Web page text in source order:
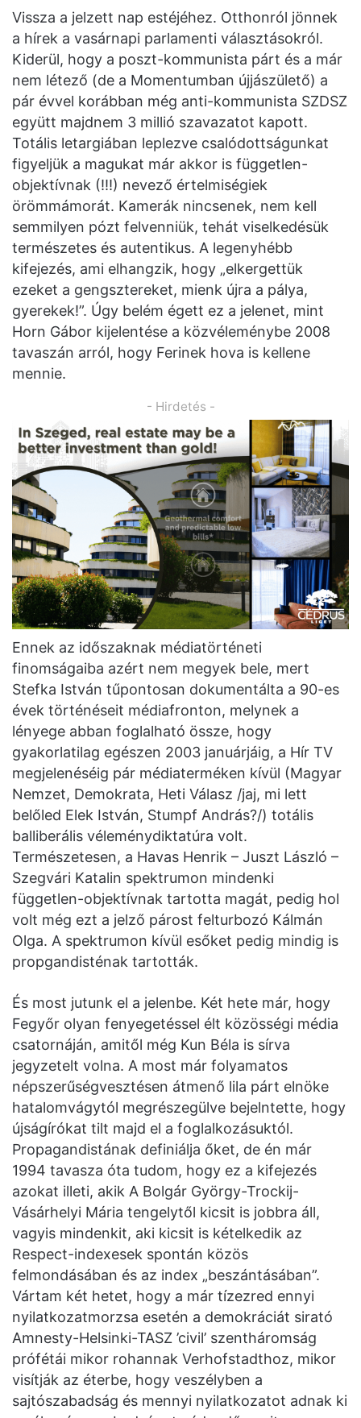
Vissza a jelzett nap estéjéhez. Otthonról jönnek
a hírek a vasárnapi parlamenti választásokról.
Kiderül, hogy a poszt-kommunista párt és a már
nem létező (de a Momentumban újjászülető) a
pár évvel korábban még anti-kommunista SZDSZ
együtt majdnem 3 millió szavazatot kapott.
Totális letargiában leplezve csalódottságunkat
figyeljük a magukat már akkor is független-
objektívnak (!!!) nevező értelmiségiek
örömmámorát. Kamerák nincsenek, nem kell
semmilyen pózt felvenniük, tehát viselkedésük
természetes és autentikus. A legenyhébb
kifejezés, ami elhangzik, hogy „elkergettük
ezeket a gengsztereket, mienk újra a pálya,
gyerekek!”. Úgy belém égett ez a jelenet, mint
Horn Gábor kijelentése a közvéleménybe 2008
tavaszán arról, hogy Ferinek hova is kellene
mennie.
- Hirdetés -
Ennek az időszaknak médiatörténeti
finomságaiba azért nem megyek bele, mert
Stefka István tűpontosan dokumentálta a 90-es
évek történéseit médiafronton, melynek a
lényege abban foglalható össze, hogy
gyakorlatilag egészen 2003 januárjáig, a Hír TV
megjelenéséig pár médiaterméken kívül (Magyar
Nemzet, Demokrata, Heti Válasz /jaj, mi lett
belőled Elek István, Stumpf András?/) totális
balliberális véleménydiktatúra volt.
Természetesen, a Havas Henrik – Juszt László –
Szegvári Katalin spektrumon mindenki
független-objektívnak tartotta magát, pedig hol
volt még ezt a jelző párost felturbozó Kálmán
Olga. A spektrumon kívül esőket pedig mindig is
propgandisténak tartották.
És most jutunk el a jelenbe. Két hete már, hogy
Fegyőr olyan fenyegetéssel élt közösségi média
csatornáján, amitől még Kun Béla is sírva
jegyzetelt volna. A most már folyamatos
népszerűségvesztésen átmenő lila párt elnöke
hatalomvágytól megrészegülve bejelntette, hogy
újságírókat tilt majd el a foglalkozásuktól.
Propagandistának definiálja őket, de én már
1994 tavasza óta tudom, hogy ez a kifejezés
azokat illeti, akik A Bolgár György-Trockij-
Vásárhelyi Mária tengelytől kicsit is jobbra áll,
vagyis mindenkit, aki kicsit is kételkedik az
Respect-indexesek spontán közös
felmondásában és az index „beszántásában”.
Vártam két hetet, hogy a már tízezred ennyi
nyilatkozatmorzsa esetén a demokráciát sirató
Amnesty-Helsinki-TASZ ’civil’ szentháromság
prófétái mikor rohannak Verhofstadthoz, mikor
visítják az éterbe, hogy veszélyben a
sajtószabadság és mennyi nyilatkozatot adnak ki